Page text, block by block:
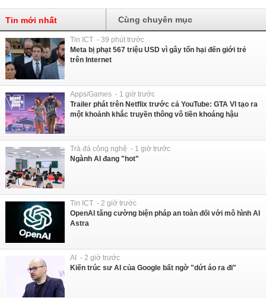
Tin mới nhất Cùng chuyên mục
Tin ICT - 39 phút trước
Meta bị phạt 567 triệu USD vì gây tổn hại đến giới trẻ
trên Internet
Apps/Games - 1 giờ trước
Trailer phát trên Netflix trước cả YouTube: GTA VI tạo ra
một khoảnh khắc truyền thông vô tiền khoáng hậu
Trà đá công nghệ - 1 giờ trước
Ngành AI đang "hot"
Tin ICT - 2 giờ trước
OpenAI tăng cường biện pháp an toàn đối với mô hình AI
Astra
AI - 2 giờ trước
Kiến trúc sư AI của Google bất ngờ "dứt áo ra đi"